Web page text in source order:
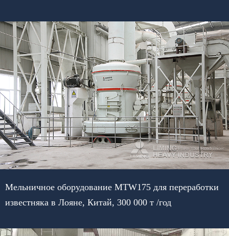
Мельничное оборудование MTW175 для переработки
известняка в Лояне, Китай, 300 000 т /год